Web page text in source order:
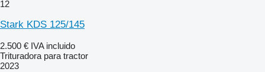
12
Stark KDS 125/145
2.500 € IVA incluido
Trituradora para tractor
2023